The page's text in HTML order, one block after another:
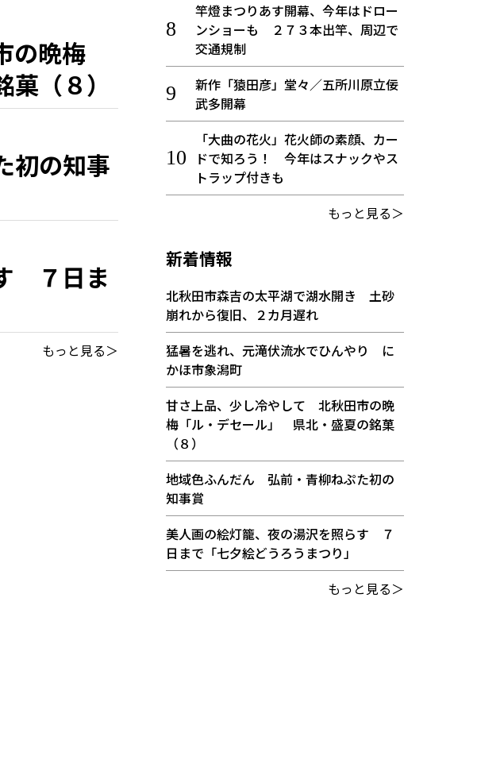
の晩梅
（８）
初の知事
７日ま
もっと見る＞
竿燈まつりあす開幕、今年はドロー
ンショーも ２７３本出竿、周辺で
交通規制
新作「猿田彦」堂々／五所川原立佞
武多開幕
「大曲の花火」花火師の素顔、カー
ドで知ろう！ 今年はスナックやス
トラップ付きも
もっと見る＞
新着情報
北秋田市森吉の太平湖で湖水開き 土砂
崩れから復旧、２カ月遅れ
猛暑を逃れ、元滝伏流水でひんやり に
かほ市象潟町
甘さ上品、少し冷やして 北秋田市の晩
梅「ル・デセール」 県北・盛夏の銘菓
（８）
地域色ふんだん 弘前・青柳ねぷた初の
知事賞
美人画の絵灯籠、夜の湯沢を照らす ７
日まで「七夕絵どうろうまつり」
もっと見る＞